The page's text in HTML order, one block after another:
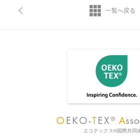
一覧へ戻る
エコテックス®国際共同